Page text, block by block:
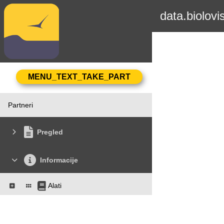
Partneri
Pregled
Informacije
Alati